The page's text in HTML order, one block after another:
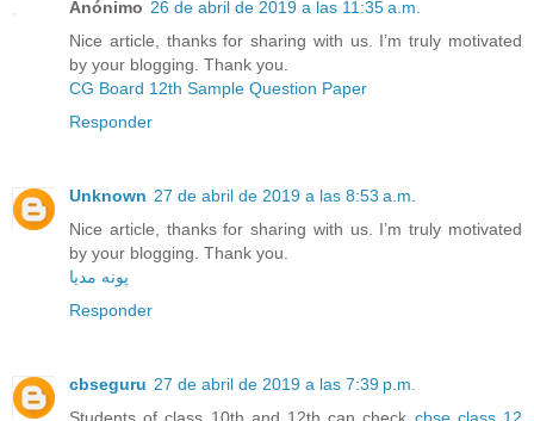
Anónimo 26 de abril de 2019 a las 11:35 a.m.
Nice article, thanks for sharing with us. I’m truly motivated
by your blogging. Thank you.
CG Board 12th Sample Question Paper
Responder
Unknown 27 de abril de 2019 a las 8:53 a.m.
Nice article, thanks for sharing with us. I’m truly motivated
by your blogging. Thank you.
پونه مدیا
Responder
cbseguru 27 de abril de 2019 a las 7:39 p.m.